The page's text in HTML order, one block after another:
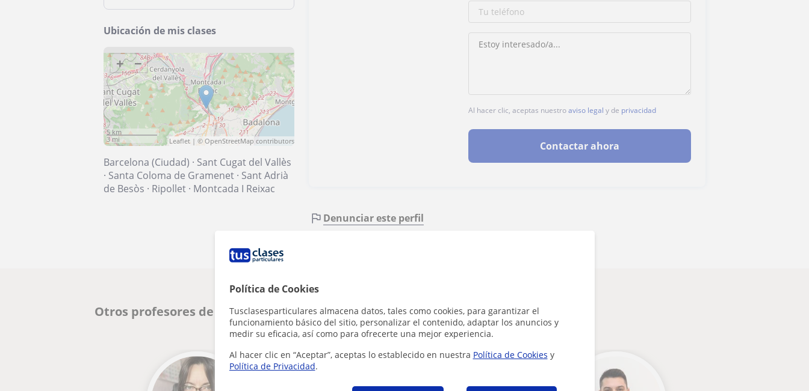
Política de Cookies
Tusclasesparticulares almacena datos, tales como cookies, para garantizar el
funcionamiento básico del sitio, personalizar el contenido, adaptar los anuncios y
medir su eficacia, así como para ofrecerte una mejor experiencia.
Al hacer clic en “Aceptar”, aceptas lo establecido en nuestra Política de Cookies y
Política de Privacidad.
Ubicación de mis clases
+ −
5 km
3 mi
Leaflet | ©OpenStreetMap contributors
Barcelona (Ciudad) · Sant Cugat del Vallès
· Santa Coloma de Gramenet · Sant Adrià
de Besòs · Ripollet · Montcada I Reixac
Al hacer clic, aceptas nuestroaviso legal y de privacidad
Contactar ahora
Denunciar este perfil
Otros profesores de Inglés en Barcelona que pueden interesarte